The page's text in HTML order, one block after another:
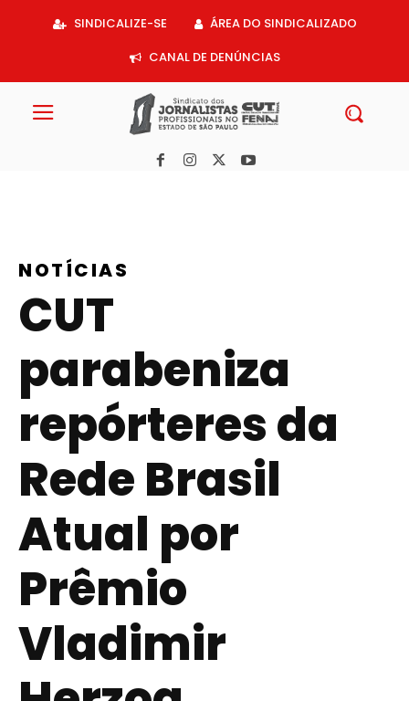
SINDICALIZE-SE
ÁREA DO SINDICALIZADO
CANAL DE DENÚNCIAS
NOTÍCIAS
CUT
parabeniza
repórteres da
Rede Brasil
Atual por
Prêmio
Vladimir